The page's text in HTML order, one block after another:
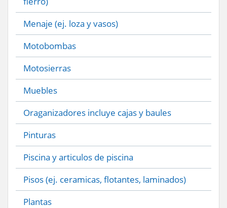
Menaje (ej. loza y vasos)
Motobombas
Motosierras
Muebles
Oraganizadores incluye cajas y baules
Pinturas
Piscina y articulos de piscina
Pisos (ej. ceramicas, flotantes, laminados)
Plantas